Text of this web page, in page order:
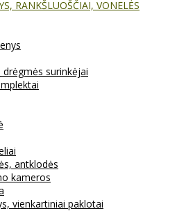
RANKŠLUOŠČIAI, VONELĖS
surinkėjai
antklodės
kameros
vienkartiniai paklotai